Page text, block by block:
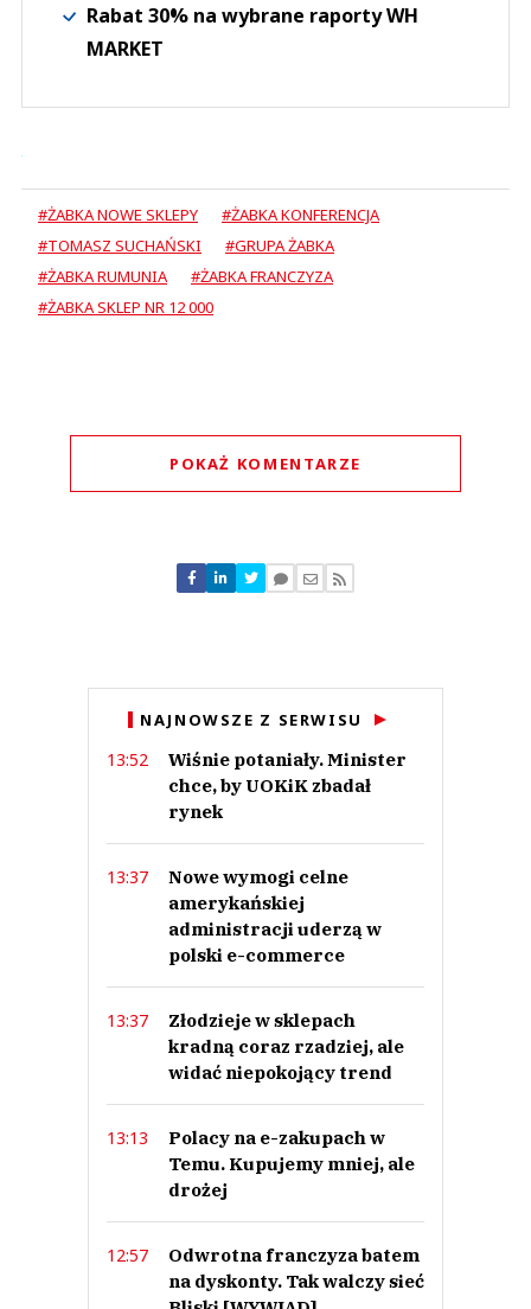
Rabat 30% na wybrane raporty WH
MARKET
#ŻABKA NOWE SKLEPY
#ŻABKA KONFERENCJA
#TOMASZ SUCHAŃSKI
#GRUPA ŻABKA
#ŻABKA RUMUNIA
#ŻABKA FRANCZYZA
#ŻABKA SKLEP NR 12 000
POKAŻ KOMENTARZE
Nie znaleziono komentarzy
Zostaw swoje komentarze
NAJNOWSZE Z SERWISU
13:52
Wiśnie potaniały. Minister
chce, by UOKiK zbadał
rynek
13:37
Nowe wymogi celne
amerykańskiej
administracji uderzą w
polski e-commerce
13:37
Złodzieje w sklepach
kradną coraz rzadziej, ale
widać niepokojący trend
13:13
Polacy na e-zakupach w
Temu. Kupujemy mniej, ale
drożej
12:57
Odwrotna franczyza batem
na dyskonty. Tak walczy sieć